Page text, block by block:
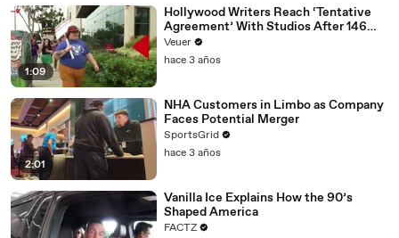
1:09
Hollywood Writers Reach ‘Tentative
Agreement’ With Studios After 146
Day Strike
Veuer
hace 3 años
2:01
NHA Customers in Limbo as Company
Faces Potential Merger
SportsGrid
hace 3 años
Vanilla Ice Explains How the 90’s
Shaped America
FACTZ